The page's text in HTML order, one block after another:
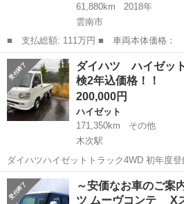
61,880km
2018年
雲南市
■ 支払総額: 111万円 ■ 車両本体価格： 1,030,000 円 ■ メーカー
名： ダイハツ ■ 車種名： ハイゼット
クルーズＳＡＩＩＩ ■ 排気量：
島根 雲南市 ハイゼット
ダイハツ ハイゼッ
検2年込価格！！
200,000円
ハイゼット
171,350km
その他
木次駅
ダイハツハイゼットトラック4WD 初年度
エアコンパワステスペシャル 年式の割には綺麗な軽トラになります🛻
走行距離は多めですが、機関好調！！ 下回
内名義変更無料。 ...
島根 雲南市 木次駅 ハイゼット
～安価なお車のご案
ツ ムーヴコンテ X